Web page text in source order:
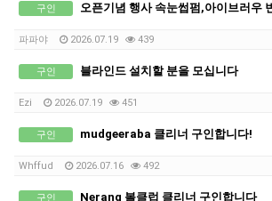
구인 오픈기념 행사 속눈썹펌,아이브러우
파파야 2026.07.19 439
구인 블라인드 설치할 분을 모십니다
Ezi 2026.07.19 451
구인 mudgeeraba 클리너 구인합니다!
Whffud 2026.07.16 492
구인 Nerang 볼클럽 클리너 구인합니다